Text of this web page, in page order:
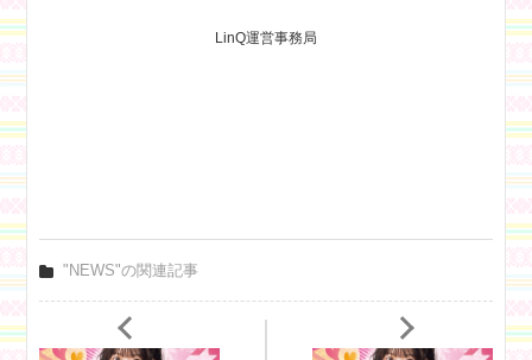
LinQ運営事務局
"NEWS"の関連記事